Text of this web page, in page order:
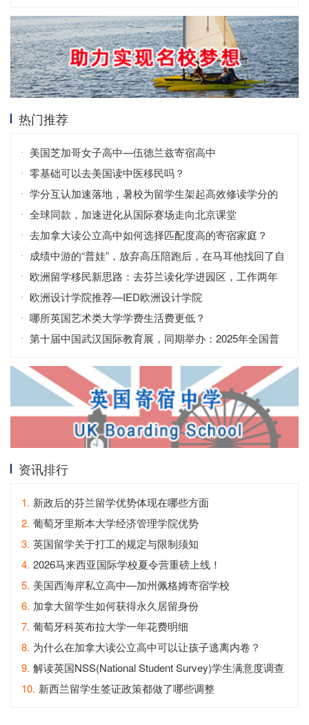
热门推荐
美国芝加哥女子高中—伍德兰兹寄宿高中
零基础可以去美国读中医移民吗？
学分互认加速落地，暑校为留学生架起高效修读学分的
桥梁
全球同款，加速进化从国际赛场走向北京课堂
去加拿大读公立高中如何选择匹配度高的寄宿家庭？
成绩中游的“普娃”，放弃高压陪跑后，在马耳他找回了自
信！
欧洲留学移民新思路：去芬兰读化学进园区，工作两年
拿永居？
欧洲设计学院推荐—IED欧洲设计学院
哪所英国艺术类大学学费生活费更低？
第十届中国武汉国际教育展，同期举办：2025年全国普
资讯排行
1. 新政后的芬兰留学优势体现在哪些方面
2. 葡萄牙里斯本大学经济管理学院优势
3. 英国留学关于打工的规定与限制须知
4. 2026马来西亚国际学校夏令营重磅上线！
5. 美国西海岸私立高中—加州佩格姆寄宿学校
6. 加拿大留学生如何获得永久居留身份
7. 葡萄牙科英布拉大学一年花费明细
8. 为什么在加拿大读公立高中可以让孩子逃离内卷？
9. 解读英国NSS(National Student Survey)学生满意度调查
10. 新西兰留学生签证政策都做了哪些调整